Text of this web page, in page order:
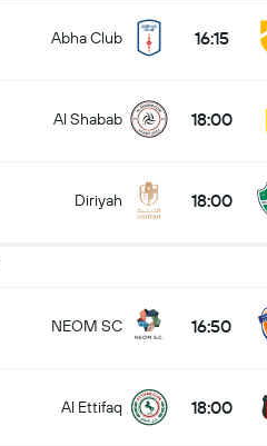
Abha Club 16:15
Al Shabab 18:00
Diriyah 18:00
NEOM SC 16:50
Al Ettifaq 18:00